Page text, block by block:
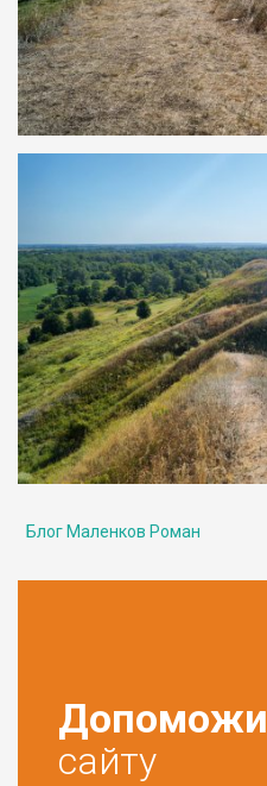
Блог Маленков Роман
Допоможи
сайту